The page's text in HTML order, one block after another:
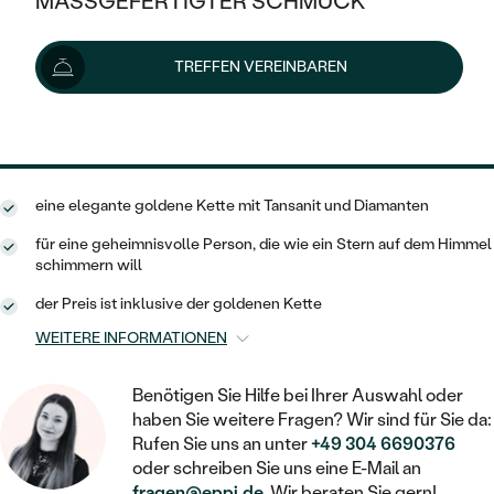
KLASSISCH
V-FORM
VINTAGE
AUSSERGEWÖHNLICHE
GEHÄMMERTE
VON HAND GRAVIERTE
MIT MEHREREN DIAMANTEN
HALO
VINTAGE
IM SET
AUSSERGEWÖHNLICH
WÄHLE EINEN RING
DIAMANTEN ZUM EINFASSEN
AUSVERKAUF
WENN SCHMUCK HILFT
NACH TYP
OHRRINGE
RINGE
ANHÄNGER / KETTEN
SCHMUCKSET
HERRENSCHMUCK
PLATIN
CREOLEN
MINIMALISTISCHE
OHRHÄNGER
SOLITÄR
HERZ
GOLD
SILBER
NACH STYL
SOLITÄR
ZUR GEBURT EINES KINDES
MIT STERNZEICHEN
MINIMALISTISCH
AUSVERKAUF
GOLD
SILBER
PLATIN
NACH STYL
MEMOIRE
MINIMALISTISCHE
TREFFEN VEREINBAREN
1 527 €
Lieferoptionen
eine elegante goldene Kette mit Tansanit und Diamanten
für eine geheimnisvolle Person, die wie ein Stern auf dem Himmel
schimmern will
der Preis ist inklusive der goldenen Kette
WEITERE INFORMATIONEN
Benötigen Sie Hilfe bei Ihrer Auswahl oder
haben Sie weitere Fragen? Wir sind für Sie da:
Rufen Sie uns an unter+49 304 6690376
oder schreiben Sie uns eine E-Mail an